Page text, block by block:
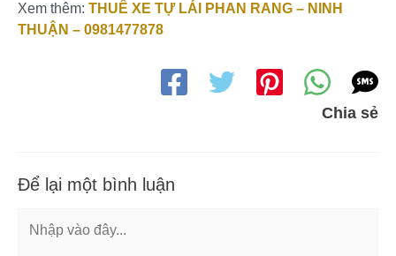
Xem thêm: THUÊ XE TỰ LÁI PHAN RANG – NINH
THUẬN – 0981477878
Chia sẻ
Để lại một bình luận
vào